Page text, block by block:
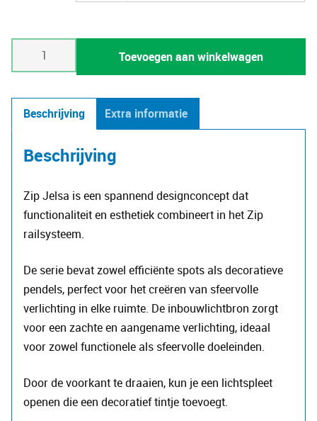
Toevoegen aan winkelwagen
Beschrijving Extra informatie
Beschrijving
Zip Jelsa is een spannend designconcept dat
functionaliteit en esthetiek combineert in het Zip
railsysteem.
De serie bevat zowel efficiënte spots als decoratieve
pendels, perfect voor het creëren van sfeervolle
verlichting in elke ruimte. De inbouwlichtbron zorgt
voor een zachte en aangename verlichting, ideaal
voor zowel functionele als sfeervolle doeleinden.
Door de voorkant te draaien, kun je een lichtspleet
openen die een decoratief tintje toevoegt.